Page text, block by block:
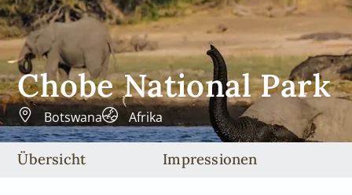
Chobe National Park
Botswana Afrika
Übersicht Impressionen